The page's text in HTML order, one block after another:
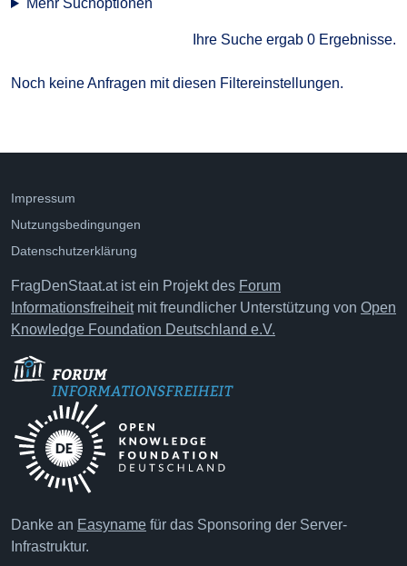
Mehr Suchoptionen
Ihre Suche ergab 0 Ergebnisse.
Noch keine Anfragen mit diesen Filtereinstellungen.
Impressum
Nutzungsbedingungen
Datenschutzerklärung
FragDenStaat.at ist ein Projekt des Forum
Informationsfreiheitmit freundlicher Unterstützung von Open
Knowledge Foundation Deutschland e.V.
Danke an Easyname für das Sponsoring der Server-
Infrastruktur.